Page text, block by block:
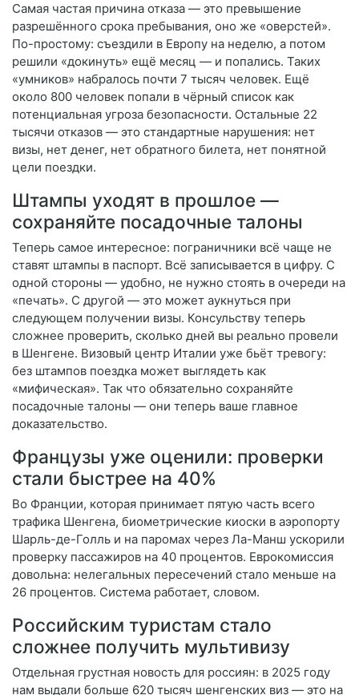
Самая частая причина отказа — это превышение
разрешённого срока пребывания, оно же «оверстей».
По-простому: съездили в Европу на неделю, а потом
решили «докинуть» ещё месяц — и попались. Таких
«умников» набралось почти 7 тысяч человек. Ещё
около 800 человек попали в чёрный список как
потенциальная угроза безопасности. Остальные 22
тысячи отказов — это стандартные нарушения: нет
визы, нет денег, нет обратного билета, нет понятной
цели поездки.
Штампы уходят в прошлое —
сохраняйте посадочные талоны
Теперь самое интересное: пограничники всё чаще не
ставят штампы в паспорт. Всё записывается в цифру. С
одной стороны — удобно, не нужно стоять в очереди на
«печать». С другой — это может аукнуться при
следующем получении визы. Консульству теперь
сложнее проверить, сколько дней вы реально провели
в Шенгене. Визовый центр Италии уже бьёт тревогу:
без штампов поездка может выглядеть как
«мифическая». Так что обязательно сохраняйте
посадочные талоны — они теперь ваше главное
доказательство.
Французы уже оценили: проверки
стали быстрее на 40%
Во Франции, которая принимает пятую часть всего
трафика Шенгена, биометрические киоски в аэропорту
Шарль-де-Голль и на паромах через Ла-Манш ускорили
проверку пассажиров на 40 процентов. Еврокомиссия
довольна: нелегальных пересечений стало меньше на
26 процентов. Система работает, словом.
Российским туристам стало
сложнее получить мультивизу
Отдельная грустная новость для россиян: в 2025 году
нам выдали больше 620 тысяч шенгенских виз — это на